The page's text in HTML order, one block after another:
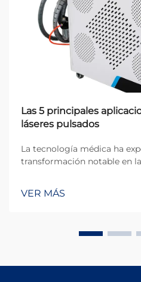
Las 5 principales
láseres pulsados
La tecnología médica ha
transformación notable en
encuentra la aplicación de
en la práctica clínica. A
VER MÁS